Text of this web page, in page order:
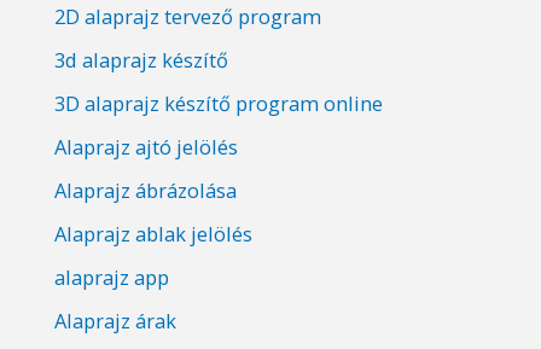
2D alaprajz tervező program
3d alaprajz készítő
3D alaprajz készítő program online
Alaprajz ajtó jelölés
Alaprajz ábrázolása
Alaprajz ablak jelölés
alaprajz app
Alaprajz árak